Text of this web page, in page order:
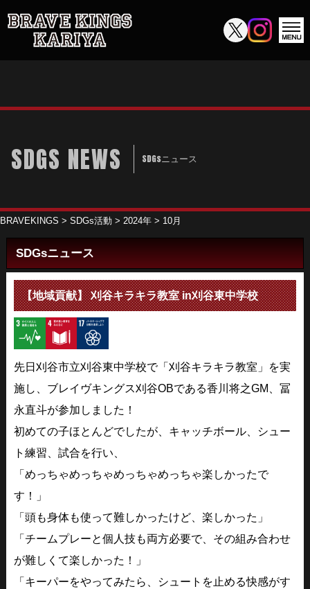
SDGS NEWS SDGsニュース
BRAVEKINGS > SDGs活動 > 2024年 > 10月
SDGsニュース
【地域貢献】 刈谷キラキラ教室 in刈谷東中学校
先日刈谷市立刈谷東中学校で「刈谷キラキラ教室」を実
施し、ブレイヴキングス刈谷OBである香川将之GM、冨
永直斗が参加しました！
初めての子ほとんどでしたが、キャッチボール、シュー
ト練習、試合を行い、
「めっちゃめっちゃめっちゃめっちゃ楽しかったで
す！」
「頭も身体も使って難しかったけど、楽しかった」
「チームプレーと個人技も両方必要で、その組み合わせ
が難しくて楽しかった！」
「キーパーをやってみたら、シュートを止める快感がす